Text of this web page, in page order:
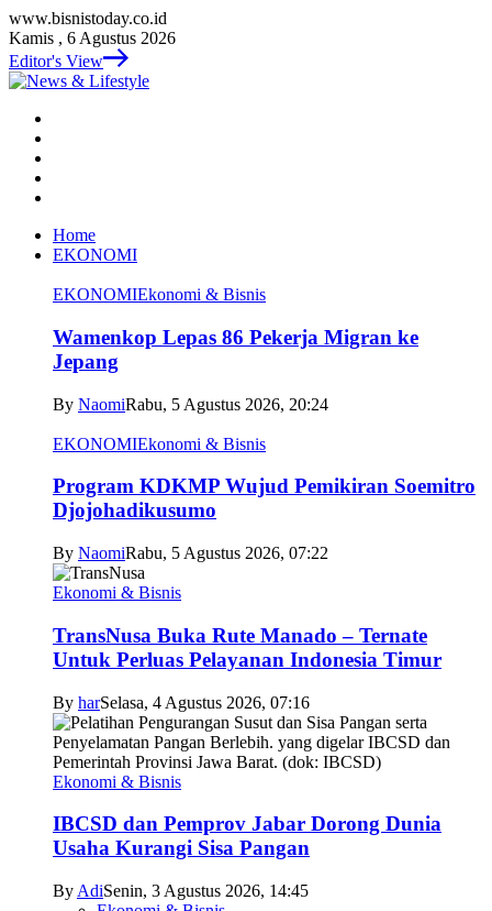
www.bisnistoday.co.id
Kamis , 6 Agustus 2026
Editor's View
Home
EKONOMI
EKONOMIEkonomi & Bisnis
Wamenkop Lepas 86 Pekerja Migran ke
Jepang
By NaomiRabu, 5 Agustus 2026, 20:24
EKONOMIEkonomi & Bisnis
Program KDKMP Wujud Pemikiran Soemitro
Djojohadikusumo
By NaomiRabu, 5 Agustus 2026, 07:22
Ekonomi & Bisnis
TransNusa Buka Rute Manado – Ternate
Untuk Perluas Pelayanan Indonesia Timur
By harSelasa, 4 Agustus 2026, 07:16
Ekonomi & Bisnis
IBCSD dan Pemprov Jabar Dorong Dunia
Usaha Kurangi Sisa Pangan
By AdiSenin, 3 Agustus 2026, 14:45